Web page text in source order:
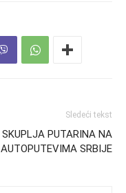
Sledeći tekst
SKUPLJA PUTARINA NA
AUTOPUTEVIMA SRBIJE